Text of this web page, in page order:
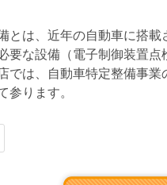
とは、近年の自動車に搭
要な設備（電子制御装置点
では、自動車特定整備事
参ります。